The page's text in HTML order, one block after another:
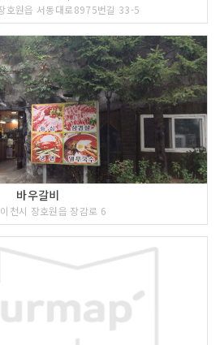
호원읍 서동대로8975번길 33-5
바우갈비
천시 장호원읍 장감로 6